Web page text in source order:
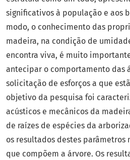
significativos à população e aos
modo, o conhecimento das
madeira, na condição de
encontra viva, é muito
antecipar o comportamento das
solicitação de esforços a que
objetivo da pesquisa foi
acústicos e mecânicos da
de raízes de espécies da
os resultados destes parâmetros
que compõem a árvore. Os